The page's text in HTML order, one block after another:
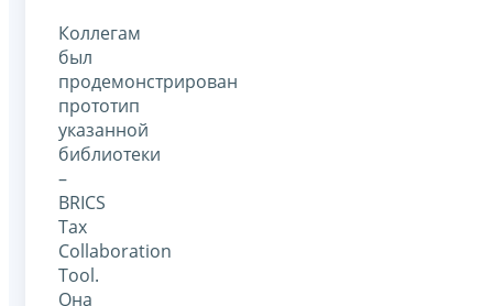
Коллегам
был
продемонстрирован
прототип
указанной
библиотеки
–
BRICS
Tax
Collaboration
Tool.
Она